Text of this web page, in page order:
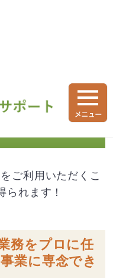
ト
ご利用いただくこ
られます！
務をプロに任
業に専念でき